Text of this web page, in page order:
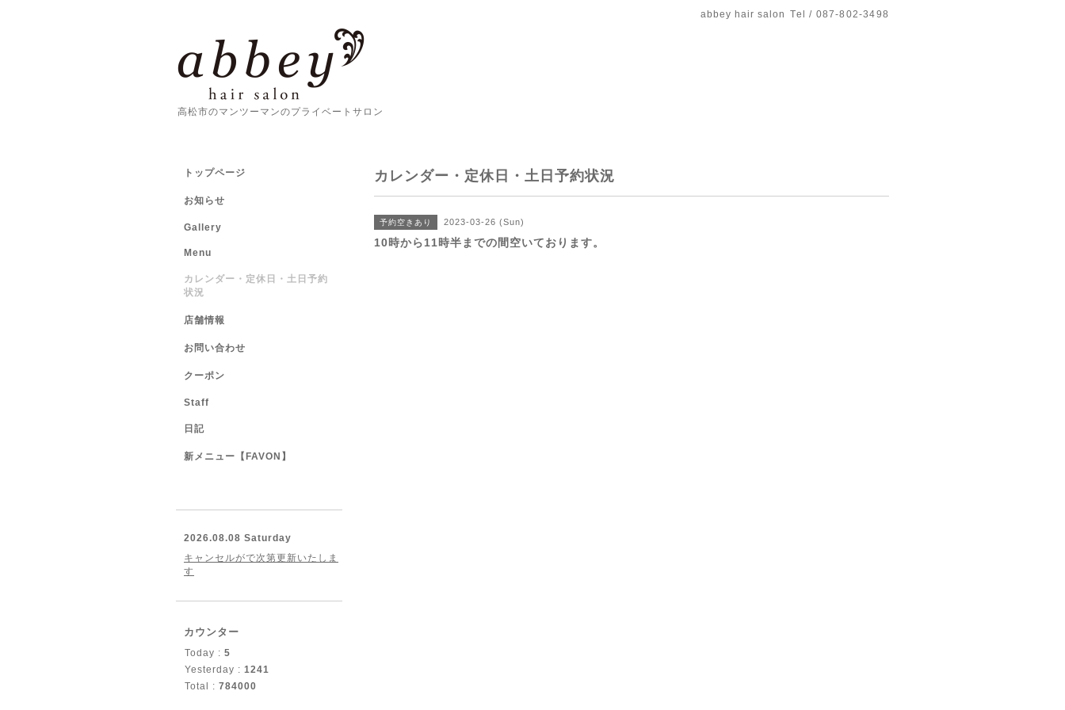
abbey hair salon Tel / 087-802-3498
高松市のマンツーマンのプライベートサロン
カレンダー・定休日・土日予約状況
予約空きあり 2023-03-26 (Sun)
10時から11時半までの間空いております。
トップページ
お知らせ
Gallery
Menu
カレンダー・定休日・土日予約
状況
店舗情報
お問い合わせ
クーポン
Staff
日記
新メニュー【FAVON】
2026.08.08 Saturday
キャンセルがで次第更新いたしま
す
カウンター
Today : 5
Yesterday : 1241
Total : 784000